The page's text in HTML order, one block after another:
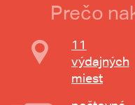
Prečo
11
výdajných
miest